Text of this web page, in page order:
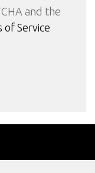
and the
of Service